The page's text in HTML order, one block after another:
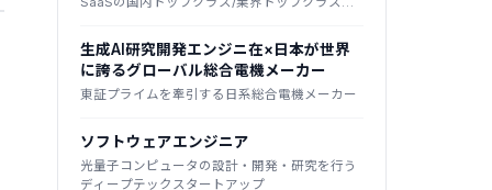
生成AI研究開発エンジニ在×日本が世界
に誇るグローバル総合電機メーカー
東証プライムを牽引する日系総合電機メーカー
ソフトウェアエンジニア
光量子コンピュータの設計・開発・研究を行う
ディープテックスタートアップ